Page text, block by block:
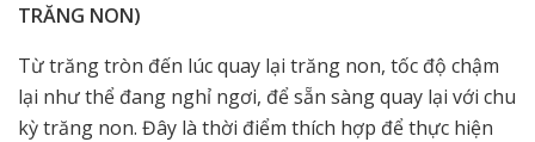
TRĂNG NON)
Từ trăng tròn đến lúc quay lại trăng non, tốc độ chậm
lại như thể đang nghỉ ngơi, để sẵn sàng quay lại với chu
kỳ trăng non. Đây là thời điểm thích hợp để thực hiện